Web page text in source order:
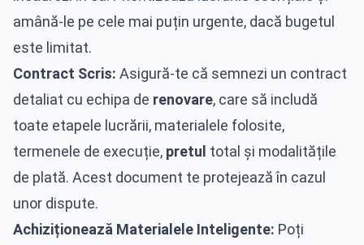
amână-le pe cele mai puțin urgente, dacă bugetul
este limitat.
Contract Scris: Asigură-te că semnezi un contract
detaliat cu echipa de renovare, care să includă
toate etapele lucrării, materialele folosite,
termenele de execuție, pretul total și modalitățile
de plată. Acest document te protejează în cazul
unor dispute.
Achiziționează Materialele Inteligente: Poți